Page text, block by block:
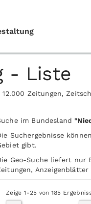
- Liste
Zeitungen,
im Bundesland
Suchergebnisse
gibt.
Geo-Suche liefert nur
Zeige 1-25 von 185